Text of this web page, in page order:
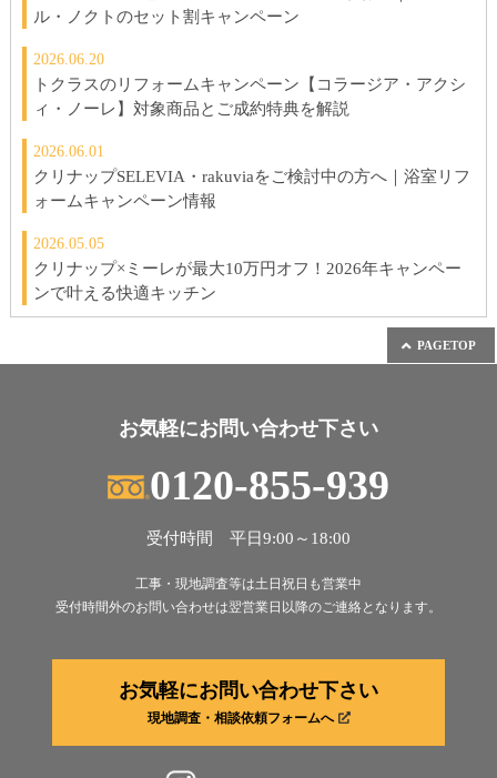
ル・ノクトのセット割キャンペーン
2026.06.20
トクラスのリフォームキャンペーン【コラージア・アクシ
ィ・ノーレ】対象商品とご成約特典を解説
2026.06.01
クリナップSELEVIA・rakuviaをご検討中の方へ｜浴室リフ
ォームキャンペーン情報
2026.05.05
クリナップ×ミーレが最大10万円オフ！2026年キャンペー
ンで叶える快適キッチン
PAGETOP
お気軽にお問い合わせ下さい
0120-855-939
受付時間 平日9:00～18:00
工事・現地調査等は土日祝日も営業中
受付時間外のお問い合わせは翌営業日以降のご連絡となります。
お気軽にお問い合わせ下さい
現地調査・相談依頼フォームへ